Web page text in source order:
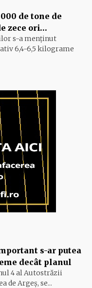
de tone de
zece ori…
s-a menţinut
6,4-6,5 ki­lograme
s-ar putea
decât planul
4 al Autostrăzii
de Argeş, se...